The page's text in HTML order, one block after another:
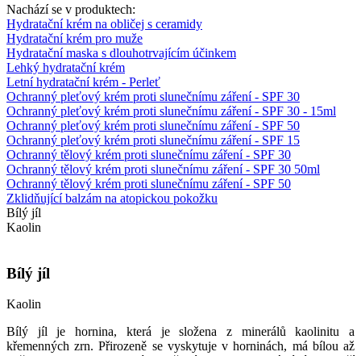
Nachází se v produktech:
Hydratační krém na obličej s ceramidy
Hydratační krém pro muže
Hydratační maska ​​s dlouhotrvajícím účinkem
Lehký hydratační krém
Letní hydratační krém - Perleť
Ochranný pleťový krém proti slunečnímu záření - SPF 30
Ochranný pleťový krém proti slunečnímu záření - SPF 30 - 15ml
Ochranný pleťový krém proti slunečnímu záření - SPF 50
Ochranný pleťový krém proti slunečnímu záření - SPF 15
Ochranný tělový krém proti slunečnímu záření - SPF 30
Ochranný tělový krém proti slunečnímu záření - SPF 30 50ml
Ochranný tělový krém proti slunečnímu záření - SPF 50
Zklidňující balzám na atopickou pokožku
Bílý jíl
Kaolin
Bílý jíl
Kaolin
Bílý jíl je hornina, která je složena z minerálů kaolinitu a
křemenných zrn. Přirozeně se vyskytuje v horninách, má bílou až